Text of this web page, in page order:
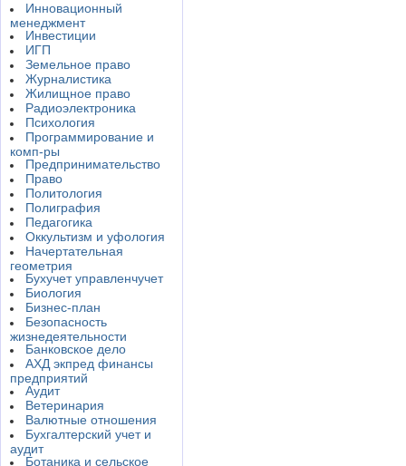
Инновационный
менеджмент
Инвестиции
ИГП
Земельное право
Журналистика
Жилищное право
Радиоэлектроника
Психология
Программирование и
комп-ры
Предпринимательство
Право
Политология
Полиграфия
Педагогика
Оккультизм и уфология
Начертательная
геометрия
Бухучет управленчучет
Биология
Бизнес-план
Безопасность
жизнедеятельности
Банковское дело
АХД экпред финансы
предприятий
Аудит
Ветеринария
Валютные отношения
Бухгалтерский учет и
аудит
Ботаника и сельское